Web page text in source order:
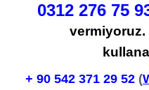
0312 276 75
vermiyoruz.
+ 90 542 371 29 52 (